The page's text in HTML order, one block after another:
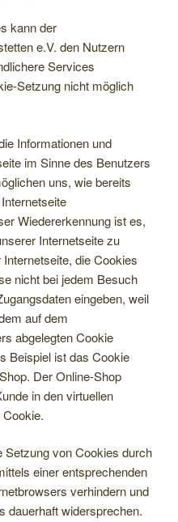
kann der
e.V. den Nutzern
Services
Setzung nicht möglich
Informationen und
im Sinne des Benutzers
uns, wie bereits
Wiedererkennung ist es,
Internetseite zu
die Cookies
nicht bei jedem Besuch
eingeben, weil
auf dem
abgelegten Cookie
Beispiel ist das Cookie
Der Online-Shop
in den virtuellen
Setzung von Cookies durch
einer entsprechenden
verhindern und
dauerhaft widersprechen.